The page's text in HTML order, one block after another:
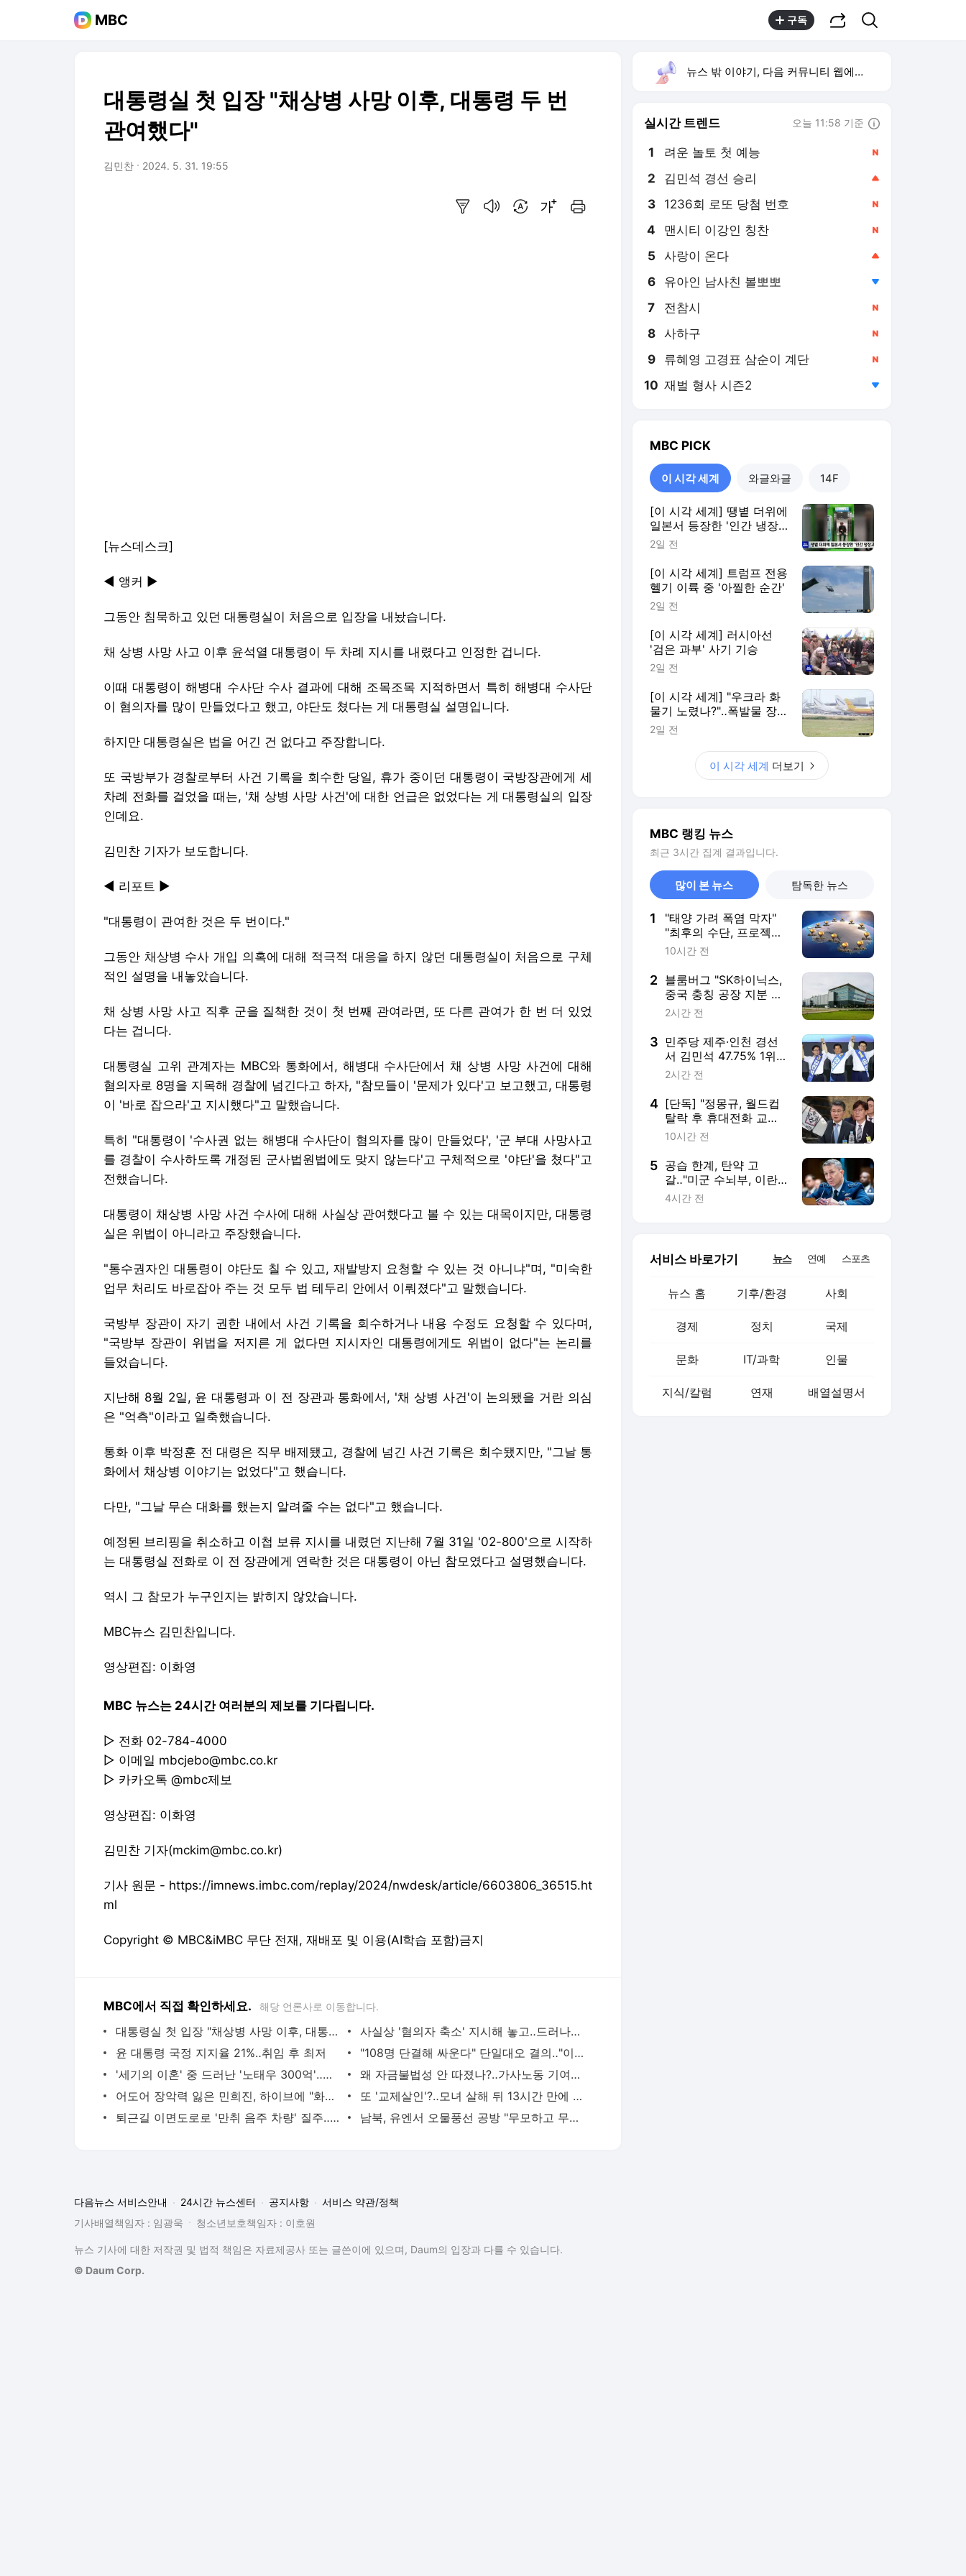
MBC 구독
대통령실 첫 입장 "채상병 사망 이후, 대통령 두 번
관여했다"
김민찬 2024. 5. 31. 19:55
[뉴스데스크]
◀ 앵커 ▶
그동안 침묵하고 있던 대통령실이 처음으로 입장을 내놨습니다.
채 상병 사망 사고 이후 윤석열 대통령이 두 차례 지시를 내렸다고 인정한 겁니다.
이때 대통령이 해병대 수사단 수사 결과에 대해 조목조목 지적하면서 특히 해병대 수사단
이 혐의자를 많이 만들었다고 했고, 야단도 쳤다는 게 대통령실 설명입니다.
하지만 대통령실은 법을 어긴 건 없다고 주장합니다.
또 국방부가 경찰로부터 사건 기록을 회수한 당일, 휴가 중이던 대통령이 국방장관에게 세
차례 전화를 걸었을 때는, '채 상병 사망 사건'에 대한 언급은 없었다는 게 대통령실의 입장
인데요.
김민찬 기자가 보도합니다.
◀ 리포트 ▶
"대통령이 관여한 것은 두 번이다."
그동안 채상병 수사 개입 의혹에 대해 적극적 대응을 하지 않던 대통령실이 처음으로 구체
적인 설명을 내놓았습니다.
채 상병 사망 사고 직후 군을 질책한 것이 첫 번째 관여라면, 또 다른 관여가 한 번 더 있었
다는 겁니다.
대통령실 고위 관계자는 MBC와 통화에서, 해병대 수사단에서 채 상병 사망 사건에 대해
혐의자로 8명을 지목해 경찰에 넘긴다고 하자, "참모들이 '문제가 있다'고 보고했고, 대통령
이 '바로 잡으라'고 지시했다"고 말했습니다.
특히 "대통령이 '수사권 없는 해병대 수사단이 혐의자를 많이 만들었다', '군 부대 사망사고
를 경찰이 수사하도록 개정된 군사법원법에도 맞지 않는다'고 구체적으로 '야단'을 쳤다"고
전했습니다.
대통령이 채상병 사망 사건 수사에 대해 사실상 관여했다고 볼 수 있는 대목이지만, 대통령
실은 위법이 아니라고 주장했습니다.
"통수권자인 대통령이 야단도 칠 수 있고, 재발방지 요청할 수 있는 것 아니냐"며, "미숙한
업무 처리도 바로잡아 주는 것 모두 법 테두리 안에서 이뤄졌다"고 말했습니다.
국방부 장관이 자기 권한 내에서 사건 기록을 회수하거나 내용 수정도 요청할 수 있다며,
"국방부 장관이 위법을 저지른 게 없다면 지시자인 대통령에게도 위법이 없다"는 논리를
들었습니다.
지난해 8월 2일, 윤 대통령과 이 전 장관과 통화에서, '채 상병 사건'이 논의됐을 거란 의심
은 "억측"이라고 일축했습니다.
통화 이후 박정훈 전 대령은 직무 배제됐고, 경찰에 넘긴 사건 기록은 회수됐지만, "그날 통
화에서 채상병 이야기는 없었다"고 했습니다.
다만, "그날 무슨 대화를 했는지 알려줄 수는 없다"고 했습니다.
예정된 브리핑을 취소하고 이첩 보류 지시를 내렸던 지난해 7월 31일 '02-800'으로 시작하
는 대통령실 전화로 이 전 장관에게 연락한 것은 대통령이 아닌 참모였다고 설명했습니다.
역시 그 참모가 누구인지는 밝히지 않았습니다.
MBC뉴스 김민찬입니다.
영상편집: 이화영
MBC 뉴스는 24시간 여러분의 제보를 기다립니다.
▷ 전화 02-784-4000
▷ 이메일 mbcjebo@mbc.co.kr
▷ 카카오톡 @mbc제보
영상편집: 이화영
김민찬 기자(mckim@mbc.co.kr)
기사 원문 - https://imnews.imbc.com/replay/2024/nwdesk/article/6603806_36515.ht
ml
Copyright © MBC&iMBC 무단 전재, 재배포 및 이용(AI학습 포함)금지
MBC에서 직접 확인하세요. 해당 언론사로 이동합니다.
대통령실 첫 입장 "채상병 사망 이후, 대통령 두 번 관여했다"
사실상 '혐의자 축소' 지시해 놓고‥드러나는 거짓말들
윤 대통령 국정 지지율 21%‥취임 후 최저
"108명 단결해 싸운다" 단일대오 결의‥"이러니 참패" 한탄도
'세기의 이혼' 중 드러난 '노태우 300억'‥비자금으로 불린 재산?
왜 자금불법성 안 따졌나?‥가사노동 기여도 인정 추세는?
어도어 장악력 잃은 민희진, 하이브에 "화해하자"
또 '교제살인'?‥모녀 살해 뒤 13시간 만에 붙잡혀
퇴근길 이면도로로 '만취 음주 차량' 질주‥2명 부상
남북, 유엔서 오물풍선 공방 "무모하고 무책임"‥"표현의 자유"
뉴스 밖 이야기, 다음 커뮤니티 웹에서 보기
실시간 트렌드 오늘 11:58 기준
1 려운 놀토 첫 예능
2 김민석 경선 승리
3 1236회 로또 당첨 번호
4 맨시티 이강인 칭찬
5 사랑이 온다
6 유아인 남사친 볼뽀뽀
7 전참시
8 사하구
9 류혜영 고경표 삼순이 계단
10 재벌 형사 시즌2
MBC PICK
이 시각 세계 와글와글 14F
[이 시각 세계] 땡볕 더위에
일본서 등장한 '인간 냉장
고'
2일 전
[이 시각 세계] 트럼프 전용
헬기 이륙 중 '아찔한 순간'
2일 전
[이 시각 세계] 러시아선
'검은 과부' 사기 기승
2일 전
[이 시각 세계] "우크라 화
물기 노렸나?"‥폭발물 장
착 드론 발견
2일 전
이 시각 세계 더보기
MBC 랭킹 뉴스
최근 3시간 집계 결과입니다.
많이 본 뉴스 탐독한 뉴스
1
"태양 가려 폭염 막자"
"최후의 수단, 프로젝트
헤일메리" [기후인사이
10시간 전
2 블룸버그 "SK하이닉스,
중국 충칭 공장 지분 매
각 등 검토"
2시간 전
3 민주당 제주·인천 경선
서 김민석 47.75% 1위‥
정청래 42.08%·송영길
2시간 전
4 [단독] "정몽규, 월드컵
탈락 후 휴대전화 교
체"‥수사 본격화 시점
10시간 전
5 공습 한계, 탄약 고
갈‥"미군 수뇌부, 이란
전 출구전략 모색 중"
4시간 전
서비스 바로가기 뉴스 연예 스포츠
뉴스 홈 기후/환경 사회
경제 정치 국제
문화 IT/과학 인물
지식/칼럼 연재 배열설명서
다음뉴스 서비스안내 24시간 뉴스센터 공지사항
서비스 약관/정책
기사배열책임자 : 임광욱
청소년보호책임자 : 이호원
뉴스 기사에 대한 저작권 및 법적 책임은 자료제공사 또는 글쓴이에 있으며, Daum의 입장과 다를 수 있습니다.
© Daum Corp.